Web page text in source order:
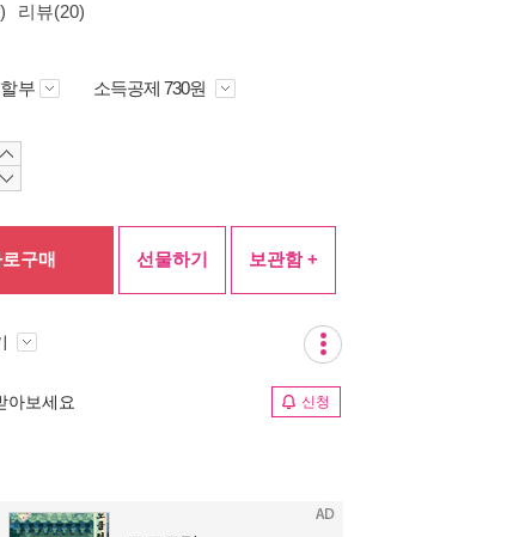
리뷰(20)
부 소득공제 730원
구매 선물하기 보관함 +
아보세요 신청